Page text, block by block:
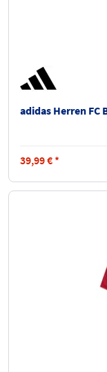
adidas Herren FC
39,99€ *